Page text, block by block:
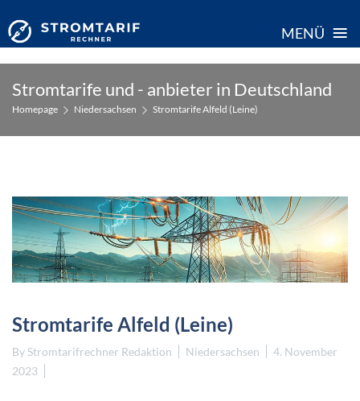
MENÜ ≡
content
Stromtarife und - anbieter in Deutschland
Homepage Niedersachsen Stromtarife Alfeld (Leine)
Stromtarife Alfeld (Leine)
By Stromtarifrechner Redaktion Niedersachsen
4. November
2023